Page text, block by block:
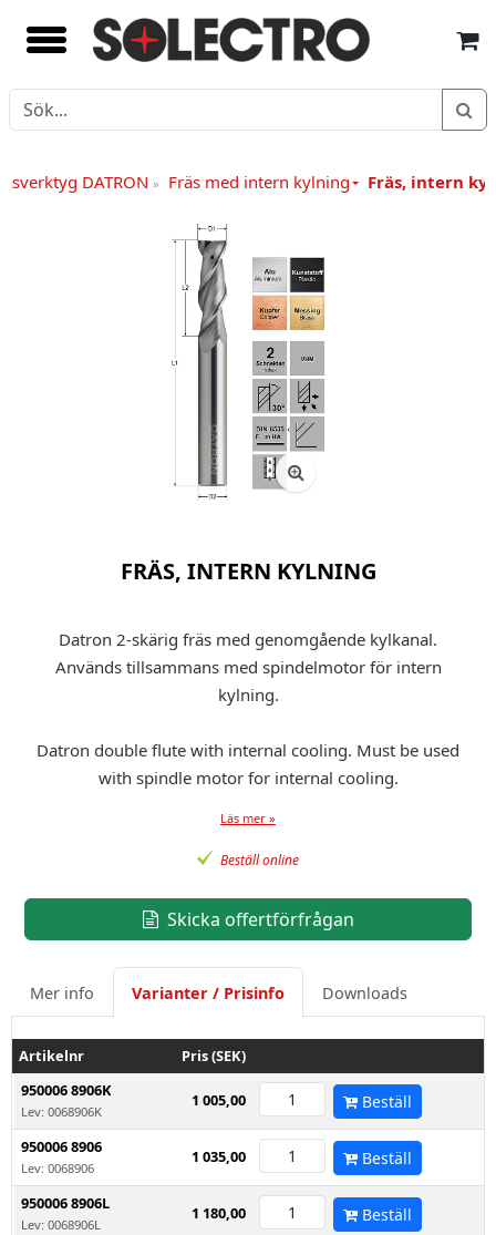
DATRON » Fräs med intern kylning Fräs, intern
FRÄS, INTERN KYLNING
Datron 2-skärig fräs med genomgående kylkanal.
Används tillsammans med spindelmotor för intern
kylning.
Datron double flute with internal cooling. Must be used
with spindle motor for internal cooling.
Läs mer »
Beställ online
Skicka offertförfrågan
Mer info Varianter / Prisinfo Downloads
Artikelnr
Pris (SEK)
950006 8906K
Lev: 0068906K
1 005,00 Beställ
950006 8906
Lev: 0068906
1 035,00 Beställ
950006 8906L
Lev: 0068906L
1 180,00 Beställ